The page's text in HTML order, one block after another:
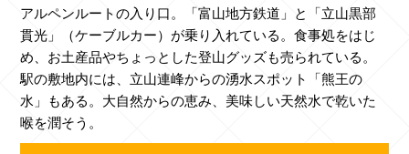
アルペンルートの入り口。「富山地方鉄道」と「立山黒部
貫光」（ケーブルカー）が乗り入れている。食事処をはじ
め、お土産品やちょっとした登山グッズも売られている。
駅の敷地内には、立山連峰からの湧水スポット「熊王の
水」もある。大自然からの恵み、美味しい天然水で乾いた
喉を潤そう。